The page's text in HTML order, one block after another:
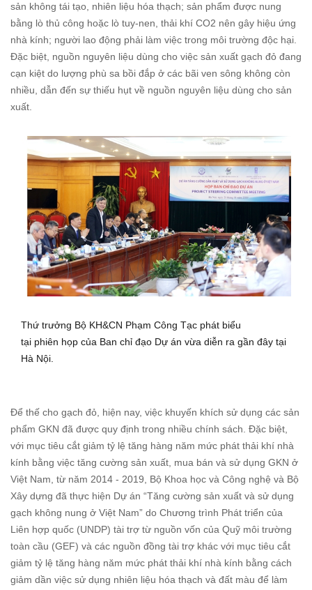
sản không tái tạo, nhiên liệu hóa thạch; sản phẩm được nung
bằng lò thủ công hoặc lò tuy-nen, thải khí CO2 nên gây hiệu ứng
nhà kính; người lao động phải làm việc trong môi trường độc hại.
Đặc biệt, nguồn nguyên liệu dùng cho việc sản xuất gạch đỏ đang
cạn kiệt do lượng phù sa bồi đắp ở các bãi ven sông không còn
nhiều, dẫn đến sự thiếu hụt về nguồn nguyên liệu dùng cho sản
xuất.
Thứ trưởng Bộ KH&CN Phạm Công Tạc phát biểu
tại phiên họp của Ban chỉ đạo Dự án vừa diễn ra gần đây tại
Hà Nội.
Để thế cho gạch đỏ, hiện nay, việc khuyến khích sử dụng các sản
phẩm GKN đã được quy định trong nhiều chính sách. Đặc biệt,
với mục tiêu cắt giảm tỷ lệ tăng hàng năm mức phát thải khí nhà
kính bằng việc tăng cường sản xuất, mua bán và sử dụng GKN ở
Việt Nam, từ năm 2014 - 2019, Bộ Khoa học và Công nghệ và Bộ
Xây dựng đã thực hiện Dự án “Tăng cường sản xuất và sử dụng
gạch không nung ở Việt Nam” do Chương trình Phát triển của
Liên hợp quốc (UNDP) tài trợ từ nguồn vốn của Quỹ môi trường
toàn cầu (GEF) và các nguồn đồng tài trợ khác với mục tiêu cắt
giảm tỷ lệ tăng hàng năm mức phát thải khí nhà kính bằng cách
giảm dần việc sử dụng nhiên liệu hóa thạch và đất màu để làm